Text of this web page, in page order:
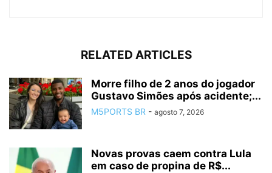
RELATED ARTICLES
Morre filho de 2 anos do jogador
Gustavo Simões após acidente;...
M5PORTS BR - agosto 7, 2026
Novas provas caem contra Lula
em caso de propina de R$...